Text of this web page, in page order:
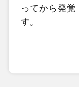
ってから発
す。